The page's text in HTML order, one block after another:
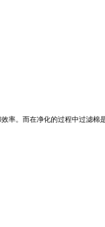
率。而在净化的过程中过滤棉